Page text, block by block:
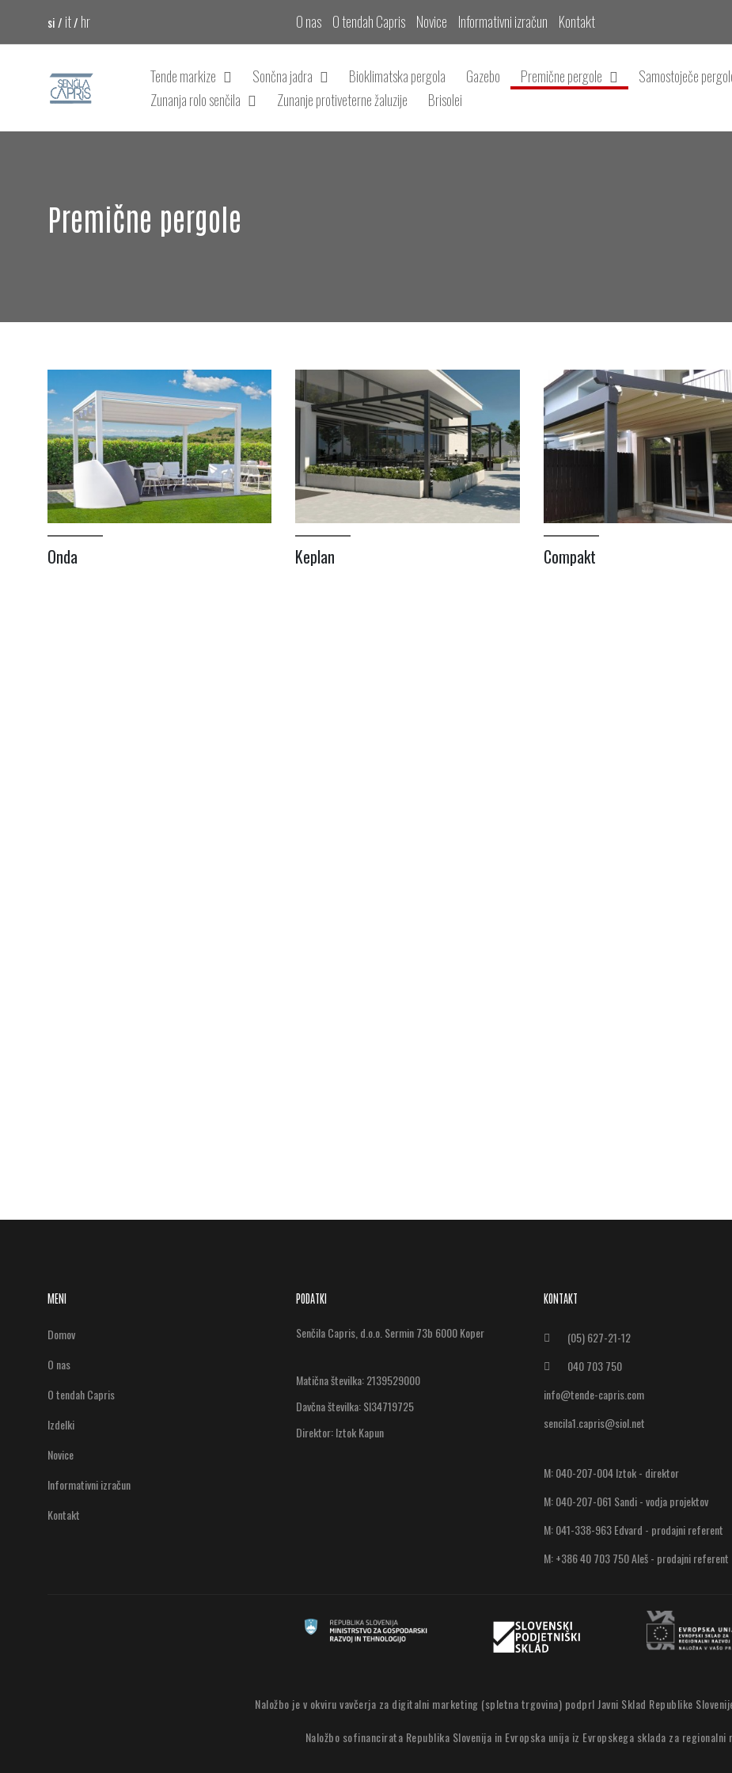
si / it/ hr O nas O tendah Capris Novice Informativni izračun Kontakt
Tende markize Sončna jadra Bioklimatska pergola Gazebo Premične pergole Samostoječe
Zunanja rolo senčila
Zunanje protiveterne žaluzije Brisolei
Premične pergole
Onda Keplan Compakt
MENI
Domov
O nas
O tendah Capris
Izdelki
Novice
Informativni izračun
Kontakt
PODATKI
Senčila Capris, d.o.o. Sermin 73b 6000 Koper
Matična številka: 2139529000
Davčna številka: SI34719725
Direktor: Iztok Kapun
KONTAKT
(05) 627-21-12
040 703 750
info@tende-capris.com
sencila1.capris@siol.net
M: 040-207-004 Iztok - direktor
M: 040-207-061 Sandi - vodja projektov
M: 041-338-963 Edvard - prodajni referent
M: +386 40 703 750 Aleš - prodajni referent
Naložbo je v okviru vavčerja za digitalni marketing (spletna trgovina) podprl Javni Sklad Republike
Naložbo sofinancirata Republika Slovenija in Evropska unija iz Evropskega sklada za regionalni